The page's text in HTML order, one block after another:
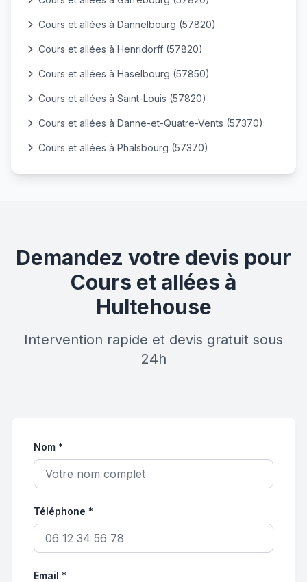
Cours et allées à Dannelbourg (57820)
Cours et allées à Henridorff (57820)
Cours et allées à Haselbourg (57850)
Cours et allées à Saint-Louis (57820)
Cours et allées à Danne-et-Quatre-Vents (57370)
Cours et allées à Phalsbourg (57370)
Demandez votre devis pour
Cours et allées à
Hultehouse
Intervention rapide et devis gratuit sous
24h
Nom *
Téléphone *
Email *